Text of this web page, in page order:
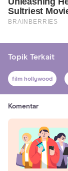
Topik Terkait
film hollywood
Komentar